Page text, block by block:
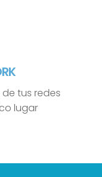
tus redes
lugar